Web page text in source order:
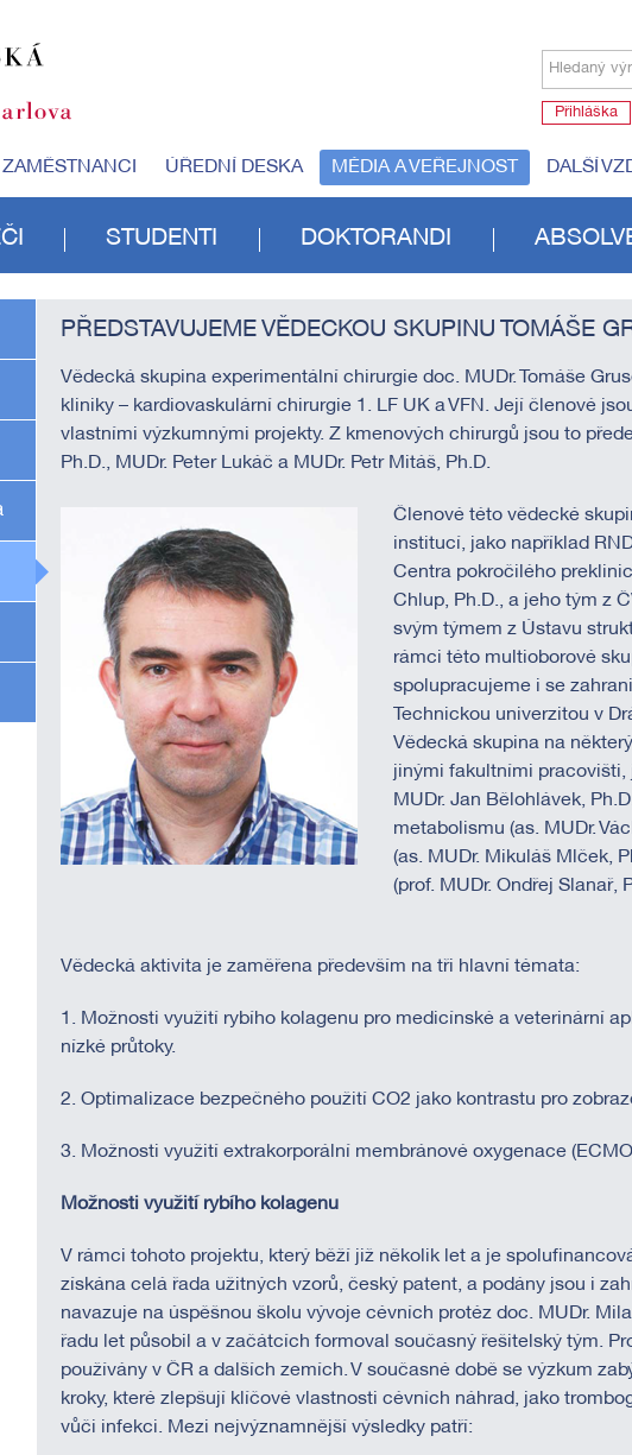
Hledaný
Přihláška
ZAMĚSTNANCI ÚŘEDNÍ DESKA MÉDIA A VEŘEJNOST DALŠÍ
STUDENTI DOKTORANDI
PŘEDSTAVUJEME VĚDECKOU SKUPINU TOMÁŠE
Vědecká skupina experimentální chirurgie doc. MUDr. Tomáše
kliniky – kardiovaskulární chirurgie 1. LF UK a VFN. Její členové
vlastními výzkumnými projekty. Z kmenových chirurgů jsou to
Ph.D., MUDr. Peter Lukáč a MUDr. Petr Mitáš, Ph.D.
Členové této vědecké
institucí, jako například
Centra pokročilého
Chlup, Ph.D., a jeho tým z
svým týmem z Ústavu
rámci této multioborové
spolupracujeme i se
Technickou univerzitou v
Vědecká skupina na
jinými fakultními pracovišti,
MUDr. Jan Bělohlávek,
metabolismu (as. MUDr.
(as. MUDr. Mikuláš Mlček,
(prof. MUDr. Ondřej Slanař,
Vědecká aktivita je zaměřena především na tři hlavní témata:
1. Možnosti využití rybího kolagenu pro medicínské a veterinární
nízké průtoky.
2. Optimalizace bezpečného použití CO2 jako kontrastu pro
3. Možnosti využití extrakorporální membránové oxygenace
Možnosti využití rybího kolagenu
V rámci tohoto projektu, který běží již několik let a je
získána celá řada užitných vzorů, český patent, a podány jsou i
navazuje na úspěšnou školu vývoje cévních protéz doc. MUDr.
řadu let působil a v začátcích formoval současný řešitelský tým.
používány v ČR a dalších zemích. V současné době se výzkum
kroky, které zlepšují klíčové vlastnosti cévních náhrad, jako
vůči infekci. Mezi nejvýznamnější výsledky patří: